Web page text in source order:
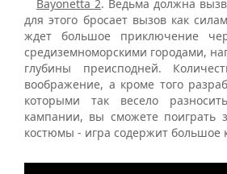
Bayonetta 2. Ведьма должна
для этого бросает вызов как
ждет большое приключение
средиземноморскими городами,
глубины преисподней.
воображение, а кроме того
которыми так весело
кампании, вы сможете
костюмы - игра содержит большое